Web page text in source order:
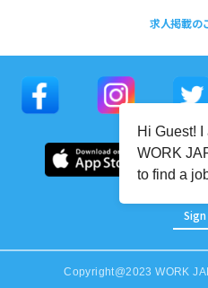
求人掲載の
Sign
Copyright@2023 WORK
Hi Guest!
WORK
to find a